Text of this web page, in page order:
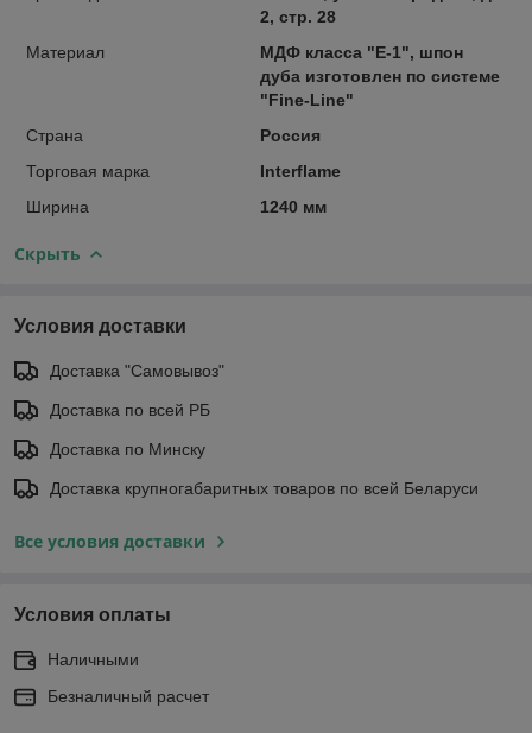
2, стр. 28
Материал
МДФ класса "Е-1", шпон
дуба изготовлен по системе
"Fine-Line"
Страна
Россия
Торговая марка
Interflame
Ширина
1240 мм
Скрыть
Условия доставки
Доставка "Самовывоз"
Доставка по всей РБ
Доставка по Минску
Доставка крупногабаритных товаров по всей Беларуси
Все условия доставки
Условия оплаты
Наличными
Безналичный расчет